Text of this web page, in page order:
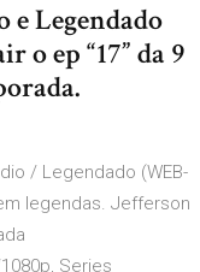
Legendado
o ep “17” da 9
/ Legendado (WEB-
legendas. Jefferson
Series